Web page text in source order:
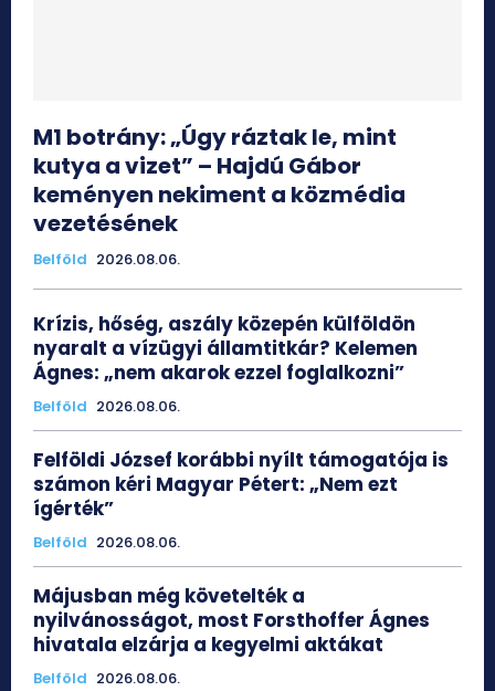
M1 botrány: „Úgy ráztak le, mint
kutya a vizet” – Hajdú Gábor
keményen nekiment a közmédia
vezetésének
Belföld 2026.08.06.
Krízis, hőség, aszály közepén külföldön
nyaralt a vízügyi államtitkár? Kelemen
Ágnes: „nem akarok ezzel foglalkozni”
Belföld 2026.08.06.
Felföldi József korábbi nyílt támogatója is
számon kéri Magyar Pétert: „Nem ezt
ígérték”
Belföld 2026.08.06.
Májusban még követelték a
nyilvánosságot, most Forsthoffer Ágnes
hivatala elzárja a kegyelmi aktákat
Belföld 2026.08.06.